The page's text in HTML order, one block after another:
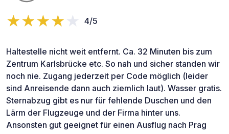
4/5
Haltestelle nicht weit entfernt. Ca. 32 Minuten bis zum
Zentrum Karlsbrücke etc. So nah und sicher standen wir
noch nie. Zugang jederzeit per Code möglich (leider
sind Anreisende dann auch ziemlich laut). Wasser gratis.
Sternabzug gibt es nur für fehlende Duschen und den
Lärm der Flugzeuge und der Firma hinter uns.
Ansonsten gut geeignet für einen Ausflug nach Prag